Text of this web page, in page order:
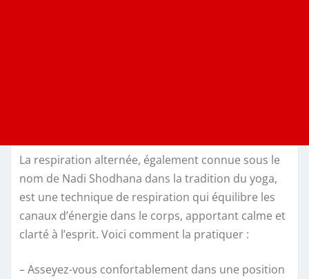
La respiration alternée, également connue sous le
nom de Nadi Shodhana dans la tradition du yoga,
est une technique de respiration qui équilibre les
canaux d’énergie dans le corps, apportant calme et
clarté à l’esprit. Voici comment la pratiquer :
– Asseyez-vous confortablement dans une position